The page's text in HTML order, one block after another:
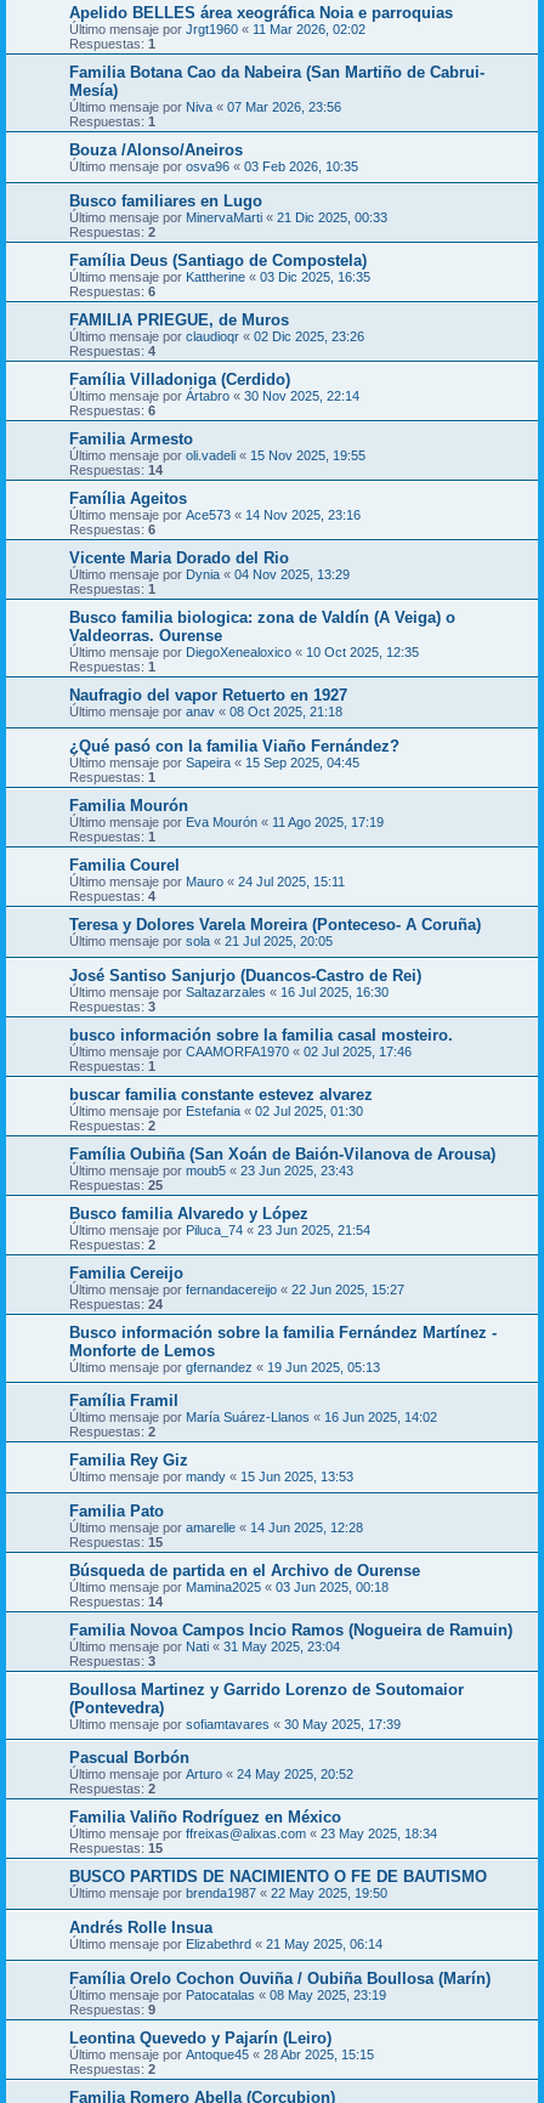
Apelido BELLES área xeográfica Noia e parroquias
Último mensaje por Jrgt1960 « 11 Mar 2026, 02:02
Respuestas: 1
Familia Botana Cao da Nabeira (San Martiño de Cabrui-
Mesía)
Último mensaje por Niva « 07 Mar 2026, 23:56
Respuestas: 1
Bouza /Alonso/Aneiros
Último mensaje por osva96 « 03 Feb 2026, 10:35
Busco familiares en Lugo
Último mensaje por MinervaMarti « 21 Dic 2025, 00:33
Respuestas: 2
Família Deus (Santiago de Compostela)
Último mensaje por Kattherine « 03 Dic 2025, 16:35
Respuestas: 6
FAMILIA PRIEGUE, de Muros
Último mensaje por claudioqr « 02 Dic 2025, 23:26
Respuestas: 4
Família Villadoniga (Cerdido)
Último mensaje por Ártabro « 30 Nov 2025, 22:14
Respuestas: 6
Familia Armesto
Último mensaje por oli.vadeli « 15 Nov 2025, 19:55
Respuestas: 14
Família Ageitos
Último mensaje por Ace573 « 14 Nov 2025, 23:16
Respuestas: 6
Vicente Maria Dorado del Rio
Último mensaje por Dynia « 04 Nov 2025, 13:29
Respuestas: 1
Busco familia biologica: zona de Valdín (A Veiga) o
Valdeorras. Ourense
Último mensaje por DiegoXenealoxico « 10 Oct 2025, 12:35
Respuestas: 1
Naufragio del vapor Retuerto en 1927
Último mensaje por anav « 08 Oct 2025, 21:18
¿Qué pasó con la familia Viaño Fernández?
Último mensaje por Sapeira « 15 Sep 2025, 04:45
Respuestas: 1
Familia Mourón
Último mensaje por Eva Mourón « 11 Ago 2025, 17:19
Respuestas: 1
Familia Courel
Último mensaje por Mauro « 24 Jul 2025, 15:11
Respuestas: 4
Teresa y Dolores Varela Moreira (Ponteceso- A Coruña)
Último mensaje por sola « 21 Jul 2025, 20:05
José Santiso Sanjurjo (Duancos-Castro de Rei)
Último mensaje por Saltazarzales « 16 Jul 2025, 16:30
Respuestas: 3
busco información sobre la familia casal mosteiro.
Último mensaje por CAAMORFA1970 « 02 Jul 2025, 17:46
Respuestas: 1
buscar familia constante estevez alvarez
Último mensaje por Estefania « 02 Jul 2025, 01:30
Respuestas: 2
Família Oubiña (San Xoán de Baión-Vilanova de Arousa)
Último mensaje por moub5 « 23 Jun 2025, 23:43
Respuestas: 25
Busco familia Alvaredo y López
Último mensaje por Piluca_74 « 23 Jun 2025, 21:54
Respuestas: 2
Familia Cereijo
Último mensaje por fernandacereijo « 22 Jun 2025, 15:27
Respuestas: 24
Busco información sobre la familia Fernández Martínez -
Monforte de Lemos
Último mensaje por gfernandez « 19 Jun 2025, 05:13
Família Framil
Último mensaje por María Suárez-Llanos « 16 Jun 2025, 14:02
Respuestas: 2
Familia Rey Giz
Último mensaje por mandy « 15 Jun 2025, 13:53
Familia Pato
Último mensaje por amarelle « 14 Jun 2025, 12:28
Respuestas: 15
Búsqueda de partida en el Archivo de Ourense
Último mensaje por Mamina2025 « 03 Jun 2025, 00:18
Respuestas: 14
Familia Novoa Campos Incio Ramos (Nogueira de Ramuin)
Último mensaje por Nati « 31 May 2025, 23:04
Respuestas: 3
Boullosa Martinez y Garrido Lorenzo de Soutomaior
(Pontevedra)
Último mensaje por sofiamtavares « 30 May 2025, 17:39
Pascual Borbón
Último mensaje por Arturo « 24 May 2025, 20:52
Respuestas: 2
Familia Valiño Rodríguez en México
Último mensaje por ffreixas@alixas.com « 23 May 2025, 18:34
Respuestas: 15
BUSCO PARTIDS DE NACIMIENTO O FE DE BAUTISMO
Último mensaje por brenda1987 « 22 May 2025, 19:50
Andrés Rolle Insua
Último mensaje por Elizabethrd « 21 May 2025, 06:14
Família Orelo Cochon Ouviña / Oubiña Boullosa (Marín)
Último mensaje por Patocatalas « 08 May 2025, 23:19
Respuestas: 9
Leontina Quevedo y Pajarín (Leiro)
Último mensaje por Antoque45 « 28 Abr 2025, 15:15
Respuestas: 2
Familia Romero Abella (Corcubion)